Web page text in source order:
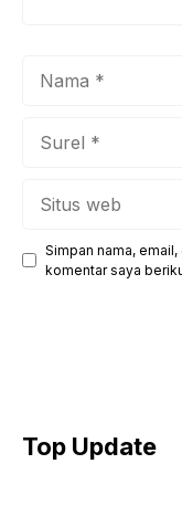
Simpan nama,
komentar saya
Top Update